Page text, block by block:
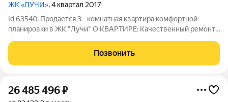
ЖК «ЛУЧИ», 4 квартал 2017
Id 63540. Продается 3 - комнатная квартира комфортной
планировки в ЖК "Лучи" О КВАРТИРЕ: Качественный ремонт,
выходит на ОБЕ стороны. Раздельные комнаты + еще
дополнительное спальное пространство.
Позвонить
26 485 496₽